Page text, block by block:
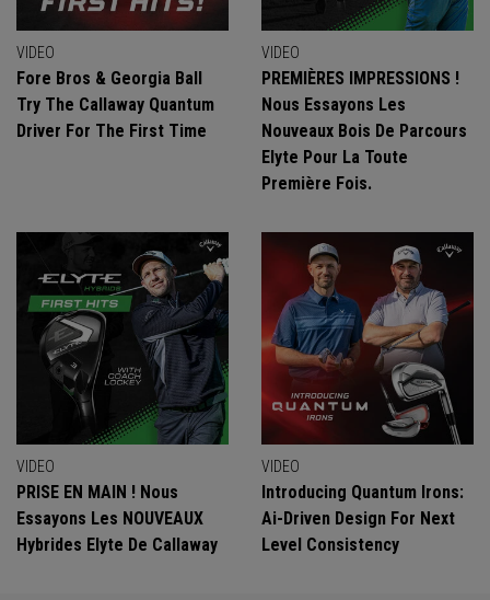
VIDEO
Fore Bros & Georgia Ball
Try The Callaway Quantum
Driver For The First Time
VIDEO
PREMIÈRES IMPRESSIONS !
Nous Essayons Les
Nouveaux Bois De Parcours
Elyte Pour La Toute
Première Fois.
VIDEO
PRISE EN MAIN ! Nous
Essayons Les NOUVEAUX
Hybrides Elyte De Callaway
VIDEO
Introducing Quantum Irons:
Ai-Driven Design For Next
Level Consistency